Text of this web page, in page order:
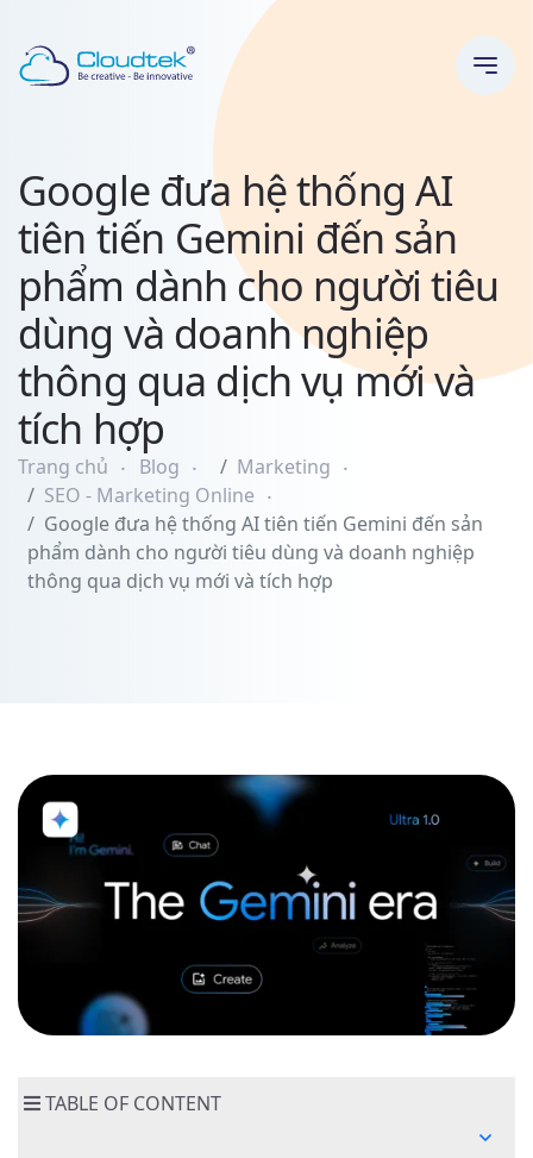
Google đưa hệ thống AI
tiên tiến Gemini đến sản
phẩm dành cho người tiêu
dùng và doanh nghiệp
thông qua dịch vụ mới và
tích hợp
Trang chủ Blog
Marketing
SEO - Marketing Online
Google đưa hệ thống AI tiên tiến Gemini đến sản
phẩm dành cho người tiêu dùng và doanh nghiệp
thông qua dịch vụ mới và tích hợp
TABLE OF CONTENT
TABLE
OF
Giới
thiệu
về
Gemini
Giới
thiệu
về
Gemini
Advanced
Gemini
Sẽ
Đến
Các
Sản